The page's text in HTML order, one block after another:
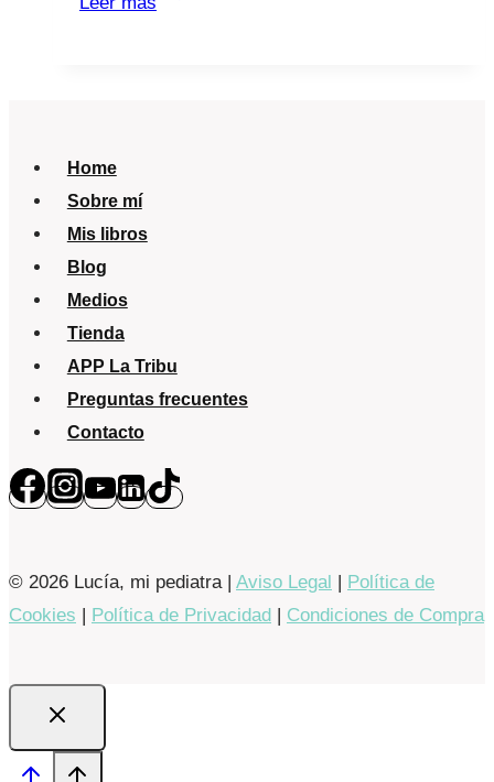
Home
Sobre mí
Mis libros
Blog
Medios
Tienda
APP La Tribu
Preguntas frecuentes
Contacto
© 2026 Lucía, mi pediatra | Aviso Legal | Política de
Cookies | Política de Privacidad | Condiciones de Compra